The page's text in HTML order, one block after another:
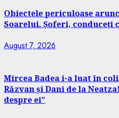
Obiectele periculoase
Soarelui. Șoferi, conduceți
August 7, 2026
Mircea Badea i-a luat în
Răzvan și Dani de la
despre ei”